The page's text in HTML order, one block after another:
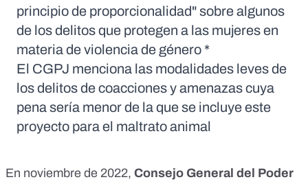
principio de proporcionalidad" sobre algunos
de los delitos que protegen a las mujeres en
materia de violencia de género *
El CGPJ menciona las modalidades leves de
los delitos de coacciones y amenazas cuya
pena sería menor de la que se incluye este
proyecto para el maltrato animal
En noviembre de 2022, Consejo General del Poder